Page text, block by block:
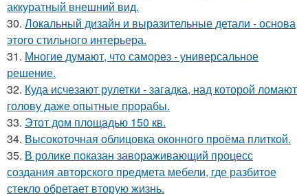
аккуратный внешний вид.
30. Локальный дизайн и выразительные детали - основа
этого стильного интерьера.
31. Многие думают, что саморез - универсальное
решение.
32. Куда исчезают рулетки - загадка, над которой ломают
голову даже опытные прорабы.
33. Этот дом площадью 150 кв.
34. Высокоточная облицовка оконного проёма плиткой.
35. В ролике показан завораживающий процесс
создания авторского предмета мебели, где разбитое
стекло обретает вторую жизнь.